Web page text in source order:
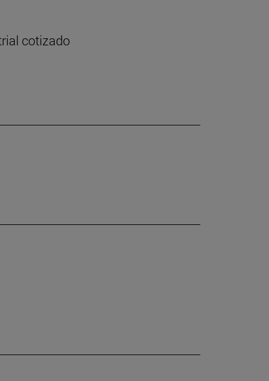
cotizado